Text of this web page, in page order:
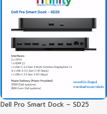
Dell Pro Smart Dock – SD25